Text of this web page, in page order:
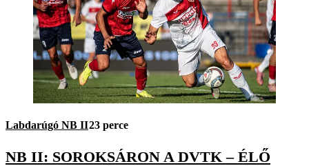
Labdarúgó NB II23 perce
NB II: SOROKSÁRON A DVTK – ÉLŐ